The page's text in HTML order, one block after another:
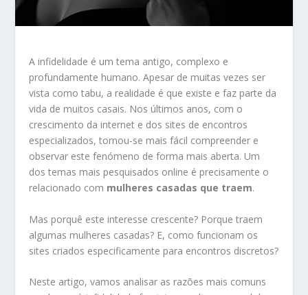
A infidelidade é um tema antigo, complexo e
profundamente humano. Apesar de muitas vezes ser
vista como tabu, a realidade é que existe e faz parte da
vida de muitos casais. Nos últimos anos, com o
crescimento da internet e dos sites de encontros
especializados, tornou-se mais fácil compreender e
observar este fenómeno de forma mais aberta. Um
dos temas mais pesquisados online é precisamente o
relacionado com mulheres casadas que traem.
Mas porquê este interesse crescente? Porque traem
algumas mulheres casadas? E, como funcionam os
sites criados especificamente para encontros discretos?
Neste artigo, vamos analisar as razões mais comuns